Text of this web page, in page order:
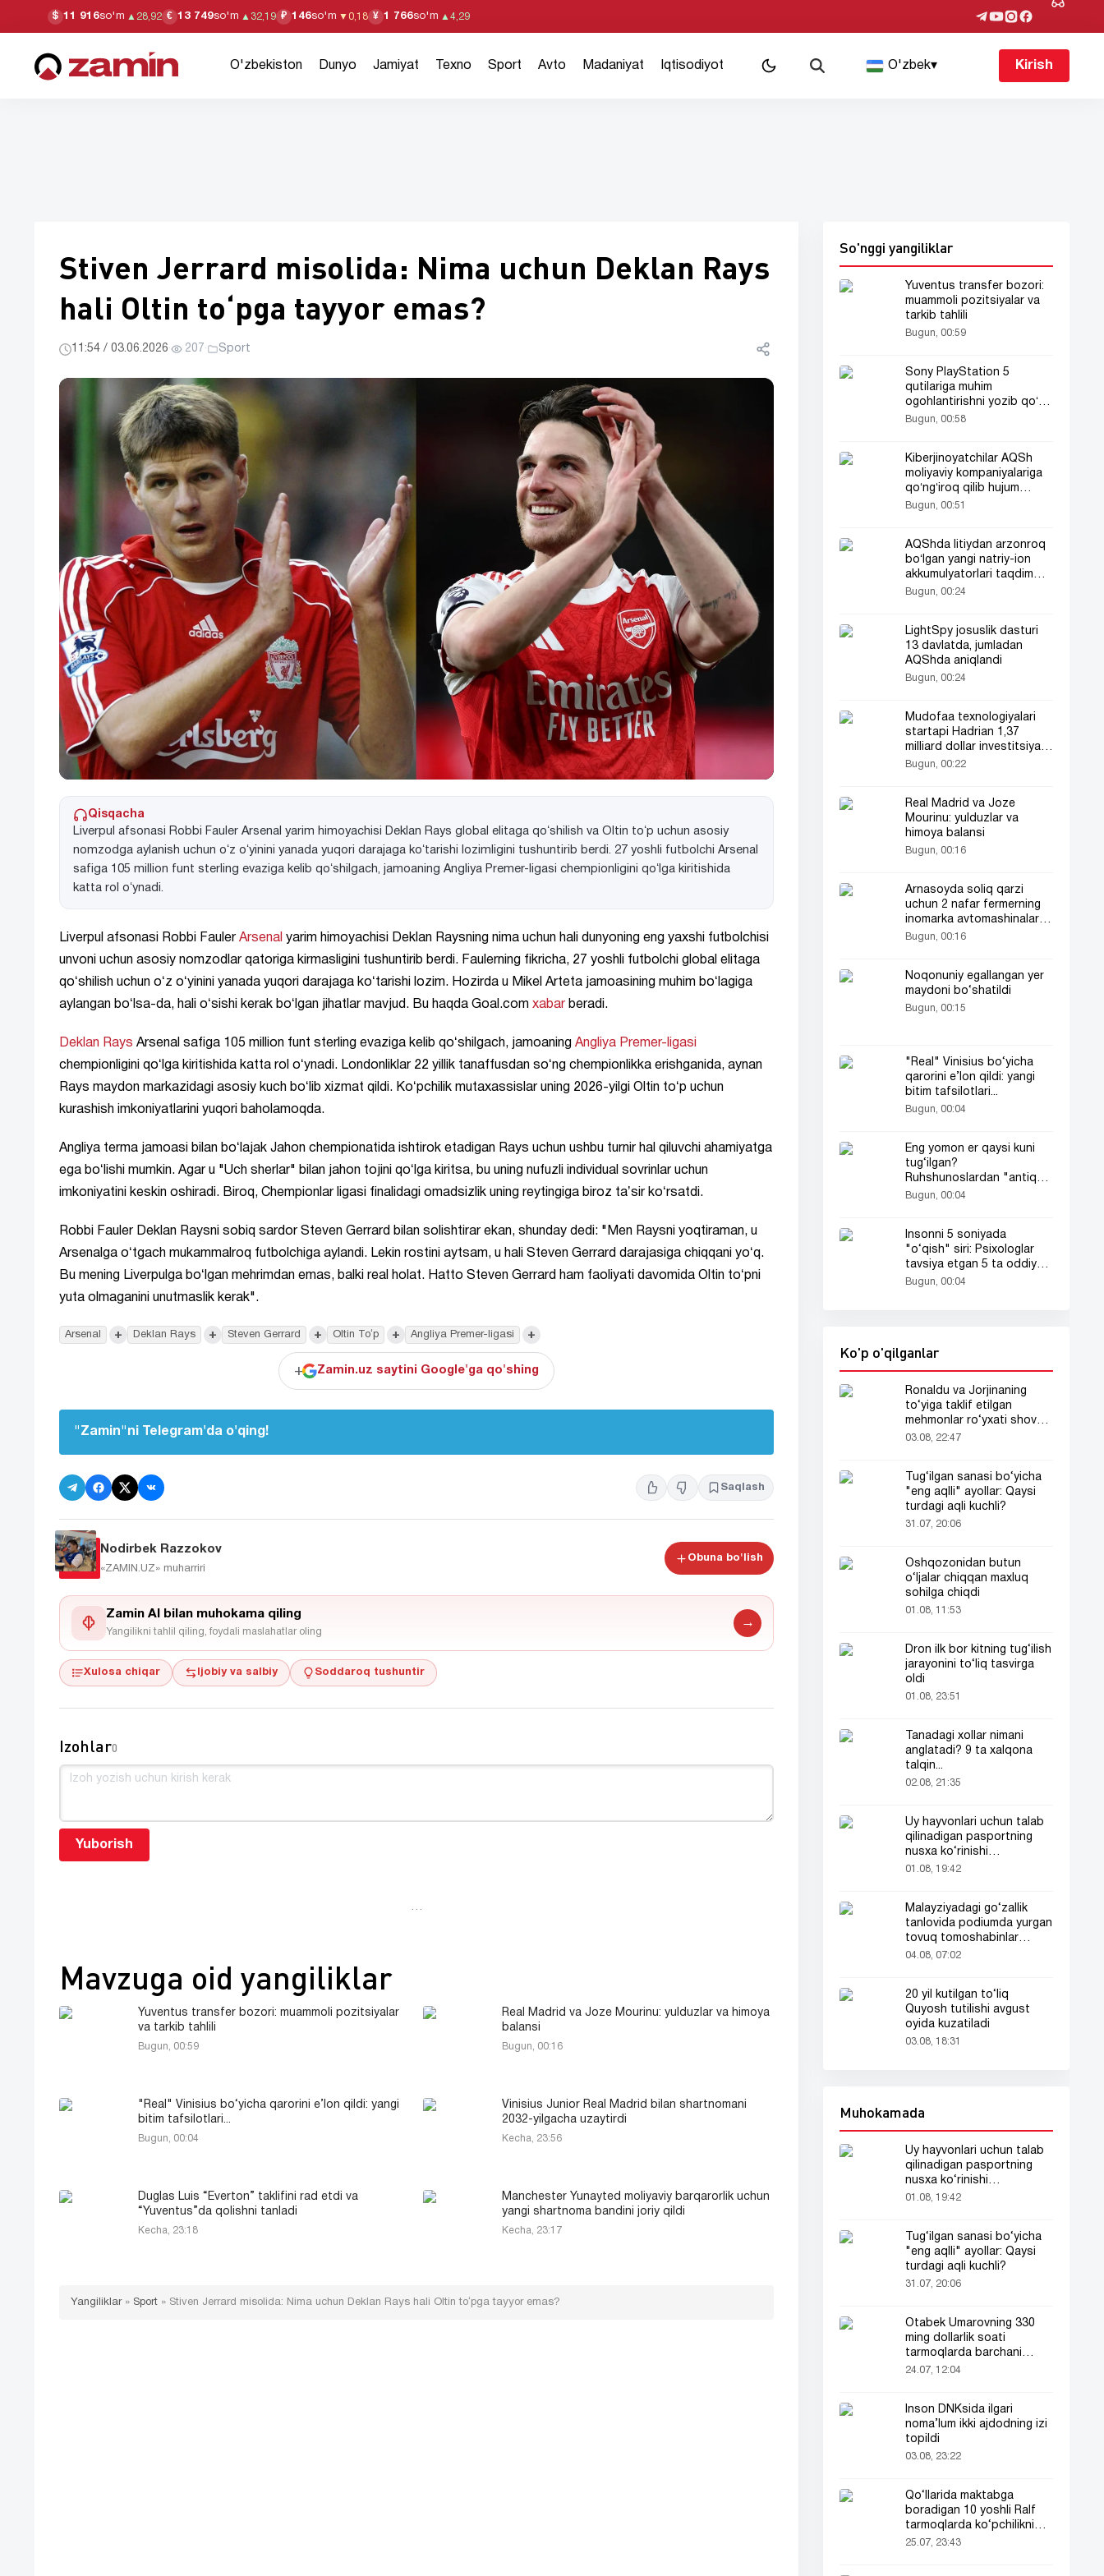
$ 11 916so'm ▲ 28,92 € 13 749so'm ▲ 32,19 ₽ 146so'm ▼ 0,18 ¥ 1 766so'm ▲ 4,29
O'zbekiston Dunyo Jamiyat Texno Sport Avto Madaniyat Iqtisodiyot O'zbek▾ Kirish
Stiven Jerrard misolida: Nima uchun Deklan Rays
hali Oltin toʻpga tayyor emas?
11:54 / 03.06.2026· 207 · Sport
Qisqacha
Liverpul afsonasi Robbi Fauler Arsenal yarim himoyachisi Deklan Rays global elitaga qoʻshilish va Oltin toʻp uchun asosiy
nomzodga aylanish uchun oʻz oʻyinini yanada yuqori darajaga koʻtarishi lozimligini tushuntirib berdi. 27 yoshli futbolchi Arsenal
safiga 105 million funt sterling evaziga kelib qoʻshilgach, jamoaning Angliya Premer-ligasi chempionligini qoʻlga kiritishida
katta rol oʻynadi.
Liverpul afsonasi Robbi Fauler Arsenal yarim himoyachisi Deklan Raysning nima uchun hali dunyoning eng yaxshi futbolchisi
unvoni uchun asosiy nomzodlar qatoriga kirmasligini tushuntirib berdi. Faulerning fikricha, 27 yoshli futbolchi global elitaga
qoʻshilish uchun oʻz oʻyinini yanada yuqori darajaga koʻtarishi lozim. Hozirda u Mikel Arteta jamoasining muhim boʻlagiga
aylangan boʻlsa-da, hali oʻsishi kerak boʻlgan jihatlar mavjud. Bu haqda Goal.com xabar beradi.
Deklan Rays Arsenal safiga 105 million funt sterling evaziga kelib qoʻshilgach, jamoaning Angliya Premer-ligasi
chempionligini qoʻlga kiritishida katta rol oʻynadi. Londonliklar 22 yillik tanaffusdan soʻng chempionlikka erishganida, aynan
Rays maydon markazidagi asosiy kuch boʻlib xizmat qildi. Koʻpchilik mutaxassislar uning 2026-yilgi Oltin toʻp uchun
kurashish imkoniyatlarini yuqori baholamoqda.
Angliya terma jamoasi bilan boʻlajak Jahon chempionatida ishtirok etadigan Rays uchun ushbu turnir hal qiluvchi ahamiyatga
ega boʻlishi mumkin. Agar u "Uch sherlar" bilan jahon tojini qoʻlga kiritsa, bu uning nufuzli individual sovrinlar uchun
imkoniyatini keskin oshiradi. Biroq, Chempionlar ligasi finalidagi omadsizlik uning reytingiga biroz taʼsir koʻrsatdi.
Robbi Fauler Deklan Raysni sobiq sardor Steven Gerrard bilan solishtirar ekan, shunday dedi: "Men Raysni yoqtiraman, u
Arsenalga oʻtgach mukammalroq futbolchiga aylandi. Lekin rostini aytsam, u hali Steven Gerrard darajasiga chiqqani yoʻq.
Bu mening Liverpulga boʻlgan mehrimdan emas, balki real holat. Hatto Steven Gerrard ham faoliyati davomida Oltin toʻpni
yuta olmaganini unutmaslik kerak".
Arsenal + Deklan Rays + Steven Gerrard + Oltin Toʻp + Angliya Premer-ligasi +
+ Zamin.uz saytini Google'ga qo'shing
"Zamin"ni Telegram'da o'qing!
Saqlash
Nodirbek Razzokov
«ZAMIN.UZ» muharriri
Obuna bo'lish
Zamin AI bilan muhokama qiling
Yangilikni tahlil qiling, foydali maslahatlar oling
→
Xulosa chiqar Ijobiy va salbiy Soddaroq tushuntir
Izohlar0
Yuborish
…
Mavzuga oid yangiliklar
Yuventus transfer bozori: muammoli pozitsiyalar
va tarkib tahlili
Bugun, 00:59
Real Madrid va Joze Mourinu: yulduzlar va himoya
balansi
Bugun, 00:16
"Real" Vinisius bo‘yicha qarorini e’lon qildi: yangi
bitim tafsilotlari...
Bugun, 00:04
Vinisius Junior Real Madrid bilan shartnomani
2032-yilgacha uzaytirdi
Kecha, 23:56
Duglas Luis “Everton” taklifini rad etdi va
“Yuventus”da qolishni tanladi
Kecha, 23:18
Manchester Yunayted moliyaviy barqarorlik uchun
yangi shartnoma bandini joriy qildi
Kecha, 23:17
Yangiliklar» Sport » Stiven Jerrard misolida: Nima uchun Deklan Rays hali Oltin toʻpga tayyor emas?
So'nggi yangiliklar
Yuventus transfer bozori:
muammoli pozitsiyalar va
tarkib tahlili
Bugun, 00:59
Sony PlayStation 5
qutilariga muhim
ogohlantirishni yozib qoʻya
boshladi
Bugun, 00:58
Kiberjinoyatchilar AQSh
moliyaviy kompaniyalariga
qoʻngʻiroq qilib hujum
qilmoqda
Bugun, 00:51
AQShda litiydan arzonroq
boʻlgan yangi natriy-ion
akkumulyatorlari taqdim
etildi
Bugun, 00:24
LightSpy josuslik dasturi
13 davlatda, jumladan
AQShda aniqlandi
Bugun, 00:24
Mudofaa texnologiyalari
startapi Hadrian 1,37
milliard dollar investitsiya
jalb qildi
Bugun, 00:22
Real Madrid va Joze
Mourinu: yulduzlar va
himoya balansi
Bugun, 00:16
Arnasoyda soliq qarzi
uchun 2 nafar fermerning
inomarka avtomashinalari
xatlandi
Bugun, 00:16
Noqonuniy egallangan yer
maydoni bo‘shatildi
Bugun, 00:15
"Real" Vinisius bo‘yicha
qarorini e’lon qildi: yangi
bitim tafsilotlari...
Bugun, 00:04
Eng yomon er qaysi kuni
tug‘ilgan?
Ruhshunoslardan "antiqa"
antireyting!
Bugun, 00:04
Insonni 5 soniyada
"o‘qish" siri: Psixologlar
tavsiya etgan 5 ta oddiy
usul
Bugun, 00:04
Ko'p o'qilganlar
Ronaldu va Jorjinaning
to‘yiga taklif etilgan
mehmonlar ro‘yxati shov-
shuvda
03.08, 22:47
Tug‘ilgan sanasi bo‘yicha
"eng aqlli" ayollar: Qaysi
turdagi aqli kuchli?
31.07, 20:06
Oshqozonidan butun
o‘ljalar chiqqan maxluq
sohilga chiqdi
01.08, 11:53
Dron ilk bor kitning tug‘ilish
jarayonini to‘liq tasvirga
oldi
01.08, 23:51
Tanadagi xollar nimani
anglatadi? 9 ta xalqona
talqin...
02.08, 21:35
Uy hayvonlari uchun talab
qilinadigan pasportning
nusxa ko‘rinishi
tarmoqlarda tarqaldi
01.08, 19:42
Malayziyadagi go‘zallik
tanlovida podiumda yurgan
tovuq tomoshabinlar
e’tiborini tortdi
04.08, 07:02
20 yil kutilgan to‘liq
Quyosh tutilishi avgust
oyida kuzatiladi
03.08, 18:31
Muhokamada
Uy hayvonlari uchun talab
qilinadigan pasportning
nusxa ko‘rinishi
tarmoqlarda tarqaldi
01.08, 19:42
Tug‘ilgan sanasi bo‘yicha
"eng aqlli" ayollar: Qaysi
turdagi aqli kuchli?
31.07, 20:06
Otabek Umarovning 330
ming dollarlik soati
tarmoqlarda barchani
e’tiborini tortdi!
24.07, 12:04
Inson DNKsida ilgari
noma’lum ikki ajdodning izi
topildi
03.08, 23:22
Qo‘llarida maktabga
boradigan 10 yoshli Ralf
tarmoqlarda ko‘pchilikni
ta’sirlantirdi
25.07, 23:43